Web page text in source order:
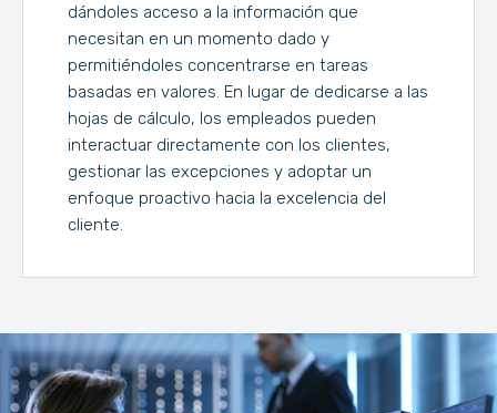
dándoles acceso a la información que
necesitan en un momento dado y
permitiéndoles concentrarse en tareas
basadas en valores. En lugar de dedicarse a las
hojas de cálculo, los empleados pueden
interactuar directamente con los clientes,
gestionar las excepciones y adoptar un
enfoque proactivo hacia la excelencia del
cliente.